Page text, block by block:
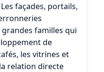
façades, portails,
familles qui
de
les vitrines et
relation directe